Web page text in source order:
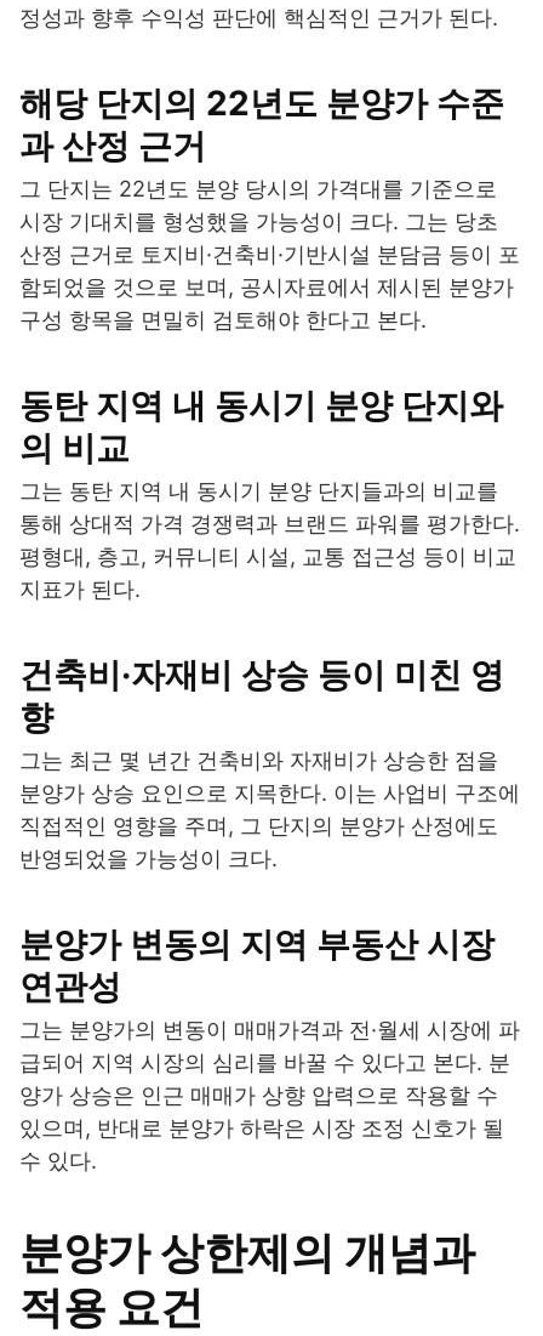
정성과 향후 수익성 판단에 핵심적인 근거가 된다.
해당 단지의 22년도 분양가 수준
과 산정 근거
그 단지는 22년도 분양 당시의 가격대를 기준으로
시장 기대치를 형성했을 가능성이 크다. 그는 당초
산정 근거로 토지비·건축비·기반시설 분담금 등이 포
함되었을 것으로 보며, 공시자료에서 제시된 분양가
구성 항목을 면밀히 검토해야 한다고 본다.
동탄 지역 내 동시기 분양 단지와
의 비교
그는 동탄 지역 내 동시기 분양 단지들과의 비교를
통해 상대적 가격 경쟁력과 브랜드 파워를 평가한다.
평형대, 층고, 커뮤니티 시설, 교통 접근성 등이 비교
지표가 된다.
건축비·자재비 상승 등이 미친 영
향
그는 최근 몇 년간 건축비와 자재비가 상승한 점을
분양가 상승 요인으로 지목한다. 이는 사업비 구조에
직접적인 영향을 주며, 그 단지의 분양가 산정에도
반영되었을 가능성이 크다.
분양가 변동의 지역 부동산 시장
연관성
그는 분양가의 변동이 매매가격과 전·월세 시장에 파
급되어 지역 시장의 심리를 바꿀 수 있다고 본다. 분
양가 상승은 인근 매매가 상향 압력으로 작용할 수
있으며, 반대로 분양가 하락은 시장 조정 신호가 될
수 있다.
분양가 상한제의 개념과
적용 요건